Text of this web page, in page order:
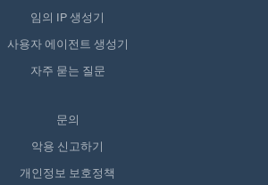
임의 IP 생성기
사용자 에이전트 생성기
자주 묻는 질문
문의
악용 신고하기
개인정보 보호정책